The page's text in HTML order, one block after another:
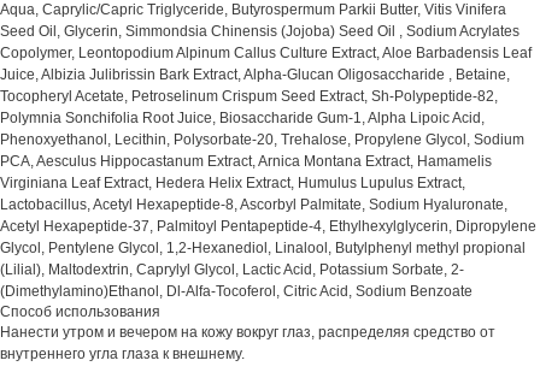
Aqua, Caprylic/Capric Triglyceride, Butyrospermum Parkii Butter, Vitis Vinifera
Seed Oil, Glycerin, Simmondsia Chinensis (Jojoba) Seed Oil , Sodium Acrylates
Copolymer, Leontopodium Alpinum Callus Culture Extract, Aloe Barbadensis Leaf
Juice, Albizia Julibrissin Bark Extract, Alpha-Glucan Oligosaccharide , Betaine,
Tocopheryl Acetate, Petroselinum Сrispum Seed Extract, Sh-Polypeptide-82,
Polymnia Sonchifolia Root Juice, Biosaccharide Gum-1, Alpha Lipoic Acid,
Phenoxyethanol, Lecithin, Polysorbatе-20, Trehalose, Propylene Glycol, Sodium
PCA, Aesculus Hippocastanum Extract, Arnica Montana Extract, Hamamelis
Virginiana Leaf Extract, Hedera Helix Extract, Humulus Lupulus Extract,
Lactobacillus, Acetyl Hexapeptide-8, Ascorbyl Palmitate, Sodium Hyaluronate,
Acetyl Hexapeptide-37, Palmitoyl Pentapeptide-4, Ethylhexylglycerin, Dipropylene
Glycol, Pentylene Glycol, 1,2-Hexanediol, Linalool, Butylphenyl methyl propional
(Lilial), Maltodextrin, Caprylyl Glycol, Lactic Acid, Potassium Sorbate, 2-
(Dimethylamino)Ethanol, Dl-Alfa-Tocoferol, Citric Acid, Sodium Benzoate
Способ использования
Нанести утром и вечером на кожу вокруг глаз, распределяя средство от
внутреннего угла глаза к внешнему.